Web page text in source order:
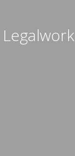
Legalwork